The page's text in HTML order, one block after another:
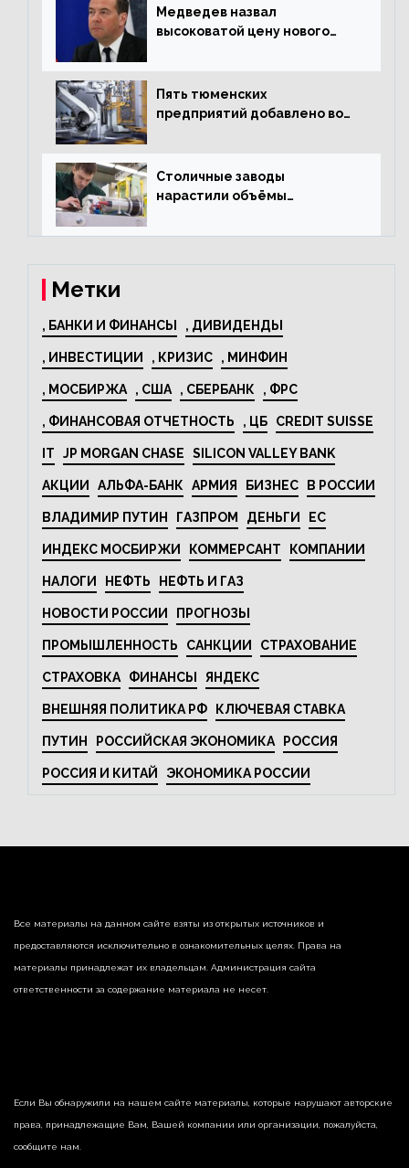
Медведев назвал
высоковатой цену нового
Пять тюменских
предприятий добавлено во
туризма
Столичные заводы
нарастили объёмы
электрооборудования на
Метки
, БАНКИ И ФИНАНСЫ , ДИВИДЕНДЫ
, ИНВЕСТИЦИИ , КРИЗИС , МИНФИН
, МОСБИРЖА , США , СБЕРБАНК , ФРС
, ФИНАНСОВАЯ ОТЧЕТНОСТЬ , ЦБ CREDIT SUISSE
IT JP MORGAN CHASE SILICON VALLEY BANK
АКЦИИ АЛЬФА-БАНК АРМИЯ БИЗНЕС В РОССИИ
ВЛАДИМИР ПУТИН ГАЗПРОМ ДЕНЬГИ ЕС
ИНДЕКС МОСБИРЖИ КОММЕРСАНТ КОМПАНИИ
НАЛОГИ НЕФТЬ НЕФТЬ И ГАЗ
НОВОСТИ РОССИИ ПРОГНОЗЫ
ПРОМЫШЛЕННОСТЬ САНКЦИИ СТРАХОВАНИЕ
СТРАХОВКА ФИНАНСЫ ЯНДЕКС
ВНЕШНЯЯ ПОЛИТИКА РФ КЛЮЧЕВАЯ СТАВКА
ПУТИН РОССИЙСКАЯ ЭКОНОМИКА РОССИЯ
РОССИЯ И КИТАЙ ЭКОНОМИКА РОССИИ
Все материалы на данном сайте взяты из открытых источников и
предоставляются исключительно в ознакомительных целях. Права на
материалы принадлежат их владельцам. Администрация сайта
ответственности за содержание материала не несет.
Если Вы обнаружили на нашем сайте материалы, которые нарушают авторские
права, принадлежащие Вам, Вашей компании или организации, пожалуйста,
сообщите нам.